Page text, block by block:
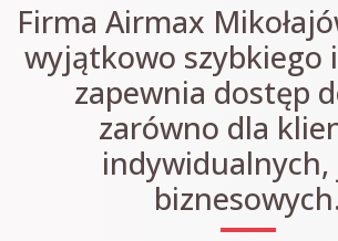
Firma Airmax
wyjątkowo szybkiego
zapewnia dostęp
zarówno dla
indywidualnych,